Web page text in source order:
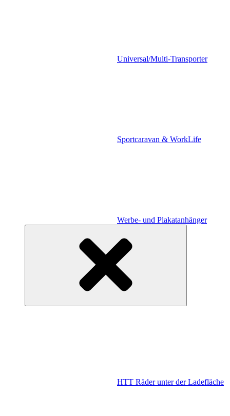
Universal/Multi-Transporter
Sportcaravan & WorkLife
Werbe- und Plakatanhänger
HTT Räder unter der Ladefläche